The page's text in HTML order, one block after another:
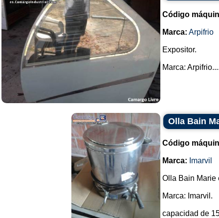
Código
Marca: Arpifrio
Expositor.
Marca:
Olla Bain
Código
Marca: Imarvil
Olla Bain Marie
Marca: Imarvil.
capacidad de